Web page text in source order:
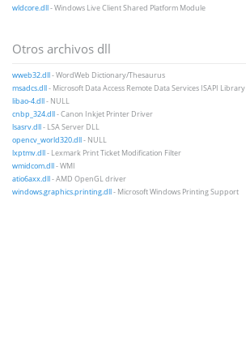
wldcore.dll- Windows Live Client Shared Platform Module
Otros archivos dll
wweb32.dll- WordWeb Dictionary/Thesaurus
msadcs.dll- Microsoft Data Access Remote Data Services ISAPI Library
libao-4.dll- NULL
cnbp_324.dll- Canon Inkjet Printer Driver
lsasrv.dll- LSA Server DLL
opencv_world320.dll- NULL
lxptmv.dll- Lexmark Print Ticket Modification Filter
wmidcom.dll- WMI
atio6axx.dll- AMD OpenGL driver
windows.graphics.printing.dll- Microsoft Windows Printing Support